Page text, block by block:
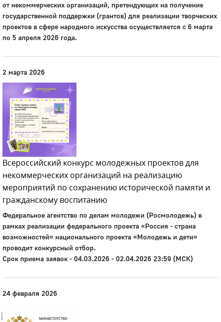
Город
Глазов
муниципального
от некоммерческих организаций, претендующих на получение
государственной поддержки (грантов) для реализации творческих
проектов в сфере народного искусства осуществляется с 6 марта
по 5 апреля 2026 года.
2 марта 2026
Всероссийский конкурс молодежных проектов для
некоммерческих организаций на реализацию
мероприятий по сохранению исторической памяти и
гражданскому воспитанию
Федеральное агентство по делам молодежи (Росмолодежь) в
рамках реализации федерального проекта «Россия - страна
возможностей» национального проекта «Молодежь и дети»
проводит конкурсный отбор.
Срок приема заявок - 04.03.2026 - 02.04.2026 23:59 (МСК)
24 февраля 2026